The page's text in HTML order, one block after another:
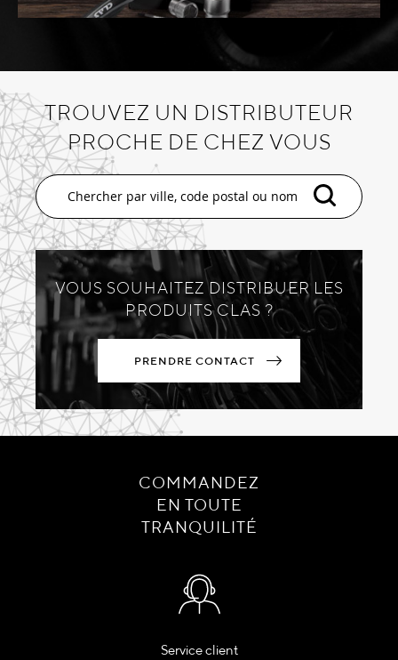
TROUVEZ UN DISTRIBUTEUR
PROCHE DE CHEZ VOUS
VOUS SOUHAITEZ DISTRIBUER LES
PRODUITS CLAS ?
PRENDRE CONTACT
COMMANDEZ
EN TOUTE
TRANQUILITÉ
Service client